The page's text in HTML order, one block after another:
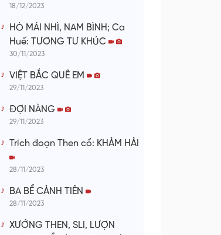
18/12/2023
HÒ MÁI NHÌ, NAM BÌNH; Ca
Huế: TƯƠNG TƯ KHÚC
30/11/2023
VIỆT BẮC QUÊ EM
29/11/2023
ĐỢI NÀNG
29/11/2023
Trích đoạn Then cổ: KHẢM HẢI
28/11/2023
BA BỂ CẢNH TIÊN
28/11/2023
XƯỚNG THEN, SLI, LƯỢN